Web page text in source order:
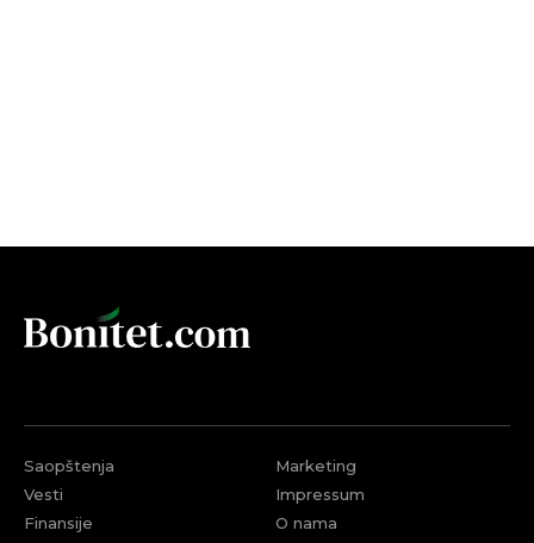
Saopštenja
Vesti
Finansije
Marketing
Impressum
O nama